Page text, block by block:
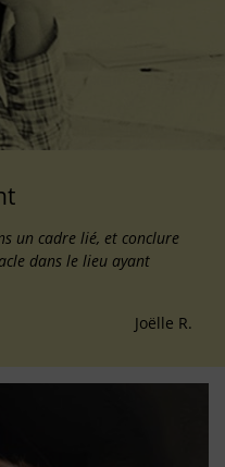
un cadre lié, et conclure
dans le lieu ayant
Joëlle R.